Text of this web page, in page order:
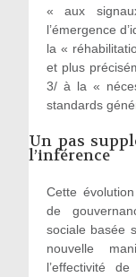
« aux
l’émergence
la «
et plus
3/ à la «
standards
Un pas
l’inférence
Cette
de
sociale basée
nouvelle
l’effectivité